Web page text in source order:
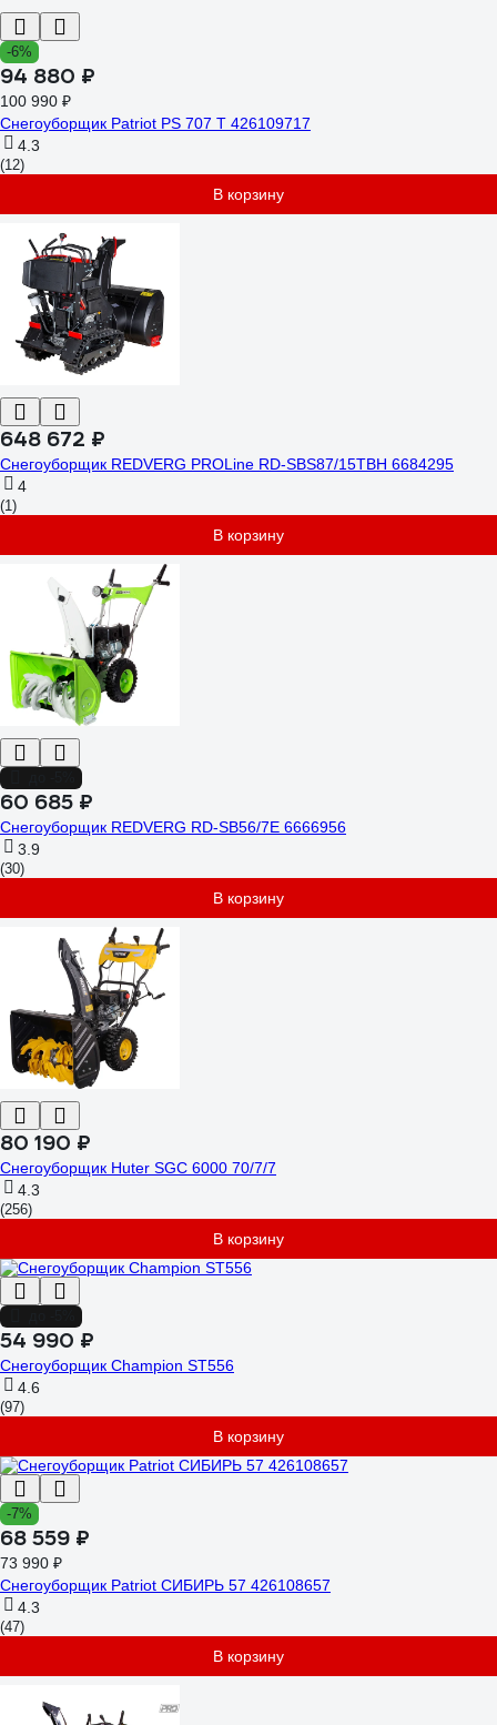
-6%
94 880 ₽
100 990 ₽
Снегоуборщик Patriot PS 707 T 426109717
4.3
(12)
В корзину
648 672 ₽
Снегоуборщик REDVERG PROLine RD-SBS87/15TBH 6684295
4
(1)
В корзину
60 685 ₽
Снегоуборщик REDVERG RD-SB56/7E 6666956
3.9
(30)
В корзину
80 190 ₽
Снегоуборщик Huter SGC 6000 70/7/7
4.3
(256)
В корзину
54 990 ₽
Снегоуборщик Champion ST556
4.6
(97)
В корзину
-7%
68 559 ₽
73 990 ₽
Снегоуборщик Patriot СИБИРЬ 57 426108657
4.3
(47)
В корзину